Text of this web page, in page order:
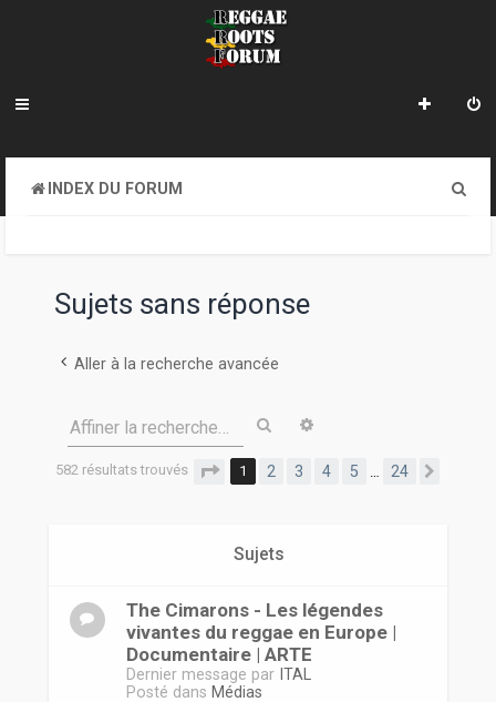
INDEX DU FORUM
Sujets sans réponse
Aller à la recherche avancée
Affiner la recherche… Rechercher
582 résultats trouvés Page 1sur
1 2 3 4 5 24
Sujets
The Cimarons - Les légendes
vivantes du reggae en Europe |
Documentaire | ARTE
Dernier message par ITAL
Posté dans Médias